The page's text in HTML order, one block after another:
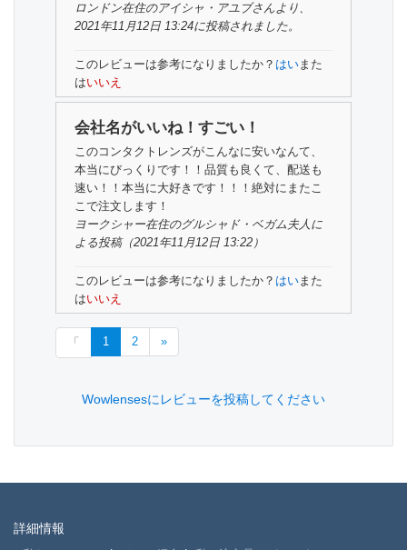
ロンドン在住のアイシャ・アユブさんより、
2021年11月12日 13:24に投稿されました。
このレビューは参考になりましたか？ はいまた
はいいえ
会社名がいいね！すごい！
このコンタクトレンズがこんなに安いなんて、
本当にびっくりです！！品質も良くて、配送も
速い！！本当に大好きです！！！絶対にまたこ
こで注文します！
ヨークシャー在住のグルシャド・ベガム夫人 に
よる投稿（2021年11月12日 13:22）
このレビューは参考になりましたか？ はいまた
はいいえ
「 1 2 »
Wowlensesにレビューを投稿してください
詳細情報